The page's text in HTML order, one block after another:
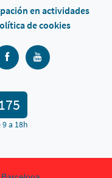
en actividades
de cookies
a 18h